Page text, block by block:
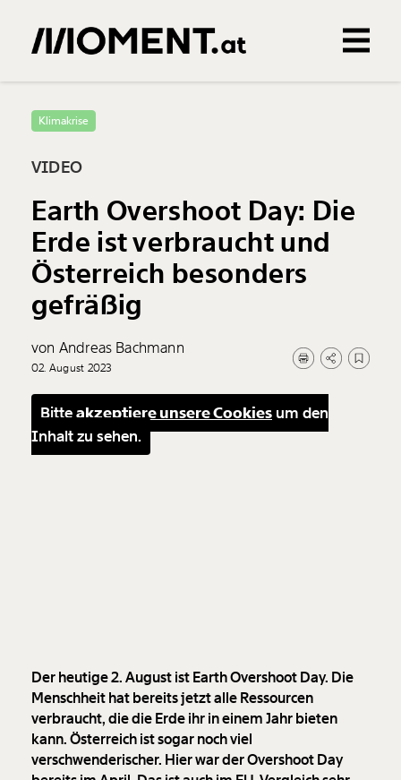
0Treffer
Klimakrise
VIDEO
Earth Overshoot Day: Die
Erde ist verbraucht und
Österreich besonders
gefräßig
von Andreas Bachmann
02. August 2023
Bitteakzeptiere unsere Cookies um den
Inhalt zu sehen.
Der heutige 2. August ist Earth Overshoot Day. Die
Menschheit hat bereits jetzt alle Ressourcen
verbraucht, die die Erde ihr in einem Jahr bieten
kann. Österreich ist sogar noch viel
verschwenderischer. Hier war der Overshoot Day